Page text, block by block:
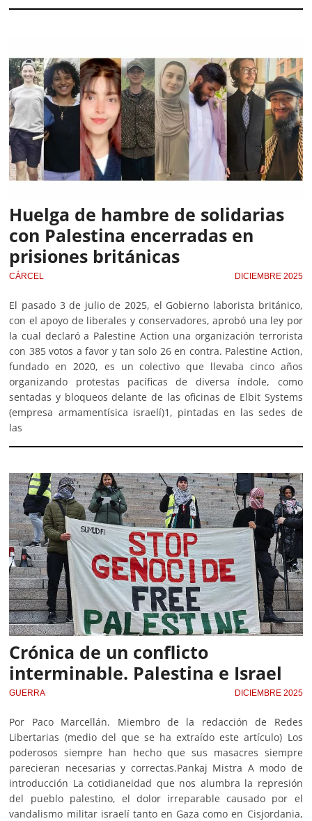
Huelga de hambre de solidarias
con Palestina encerradas en
prisiones británicas
CÁRCEL DICIEMBRE 2025
El pasado 3 de julio de 2025, el Gobierno laborista británico,
con el apoyo de liberales y conservadores, aprobó una ley por
la cual declaró a Palestine Action una organización terrorista
con 385 votos a favor y tan solo 26 en contra. Palestine Action,
fundado en 2020, es un colectivo que llevaba cinco años
organizando protestas pacíficas de diversa índole, como
sentadas y bloqueos delante de las oficinas de Elbit Systems
(empresa armamentísica israelí)1, pintadas en las sedes de
las
Crónica de un conﬂicto
interminable. Palestina e Israel
GUERRA DICIEMBRE 2025
Por Paco Marcellán. Miembro de la redacción de Redes
Libertarias (medio del que se ha extraído este artículo) Los
poderosos siempre han hecho que sus masacres siempre
parecieran necesarias y correctas.Pankaj Mistra A modo de
introducción La cotidianeidad que nos alumbra la represión
del pueblo palestino, el dolor irreparable causado por el
vandalismo militar israelí tanto en Gaza como en Cisjordania,